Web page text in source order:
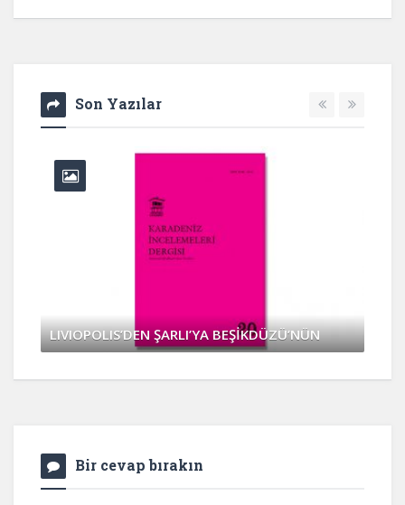
Son Yazılar
LIVIOPOLIS’DEN ŞARLI’YA BEŞİKDÜZÜ’NÜN
Bir cevap bırakın